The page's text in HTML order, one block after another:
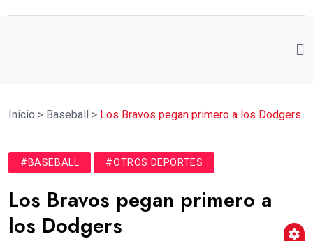
Inicio > Baseball > Los Bravos pegan primero a los Dodgers
#BASEBALL #OTROS DEPORTES
Los Bravos pegan primero a
los Dodgers